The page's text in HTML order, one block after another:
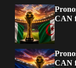
CAN
CAN